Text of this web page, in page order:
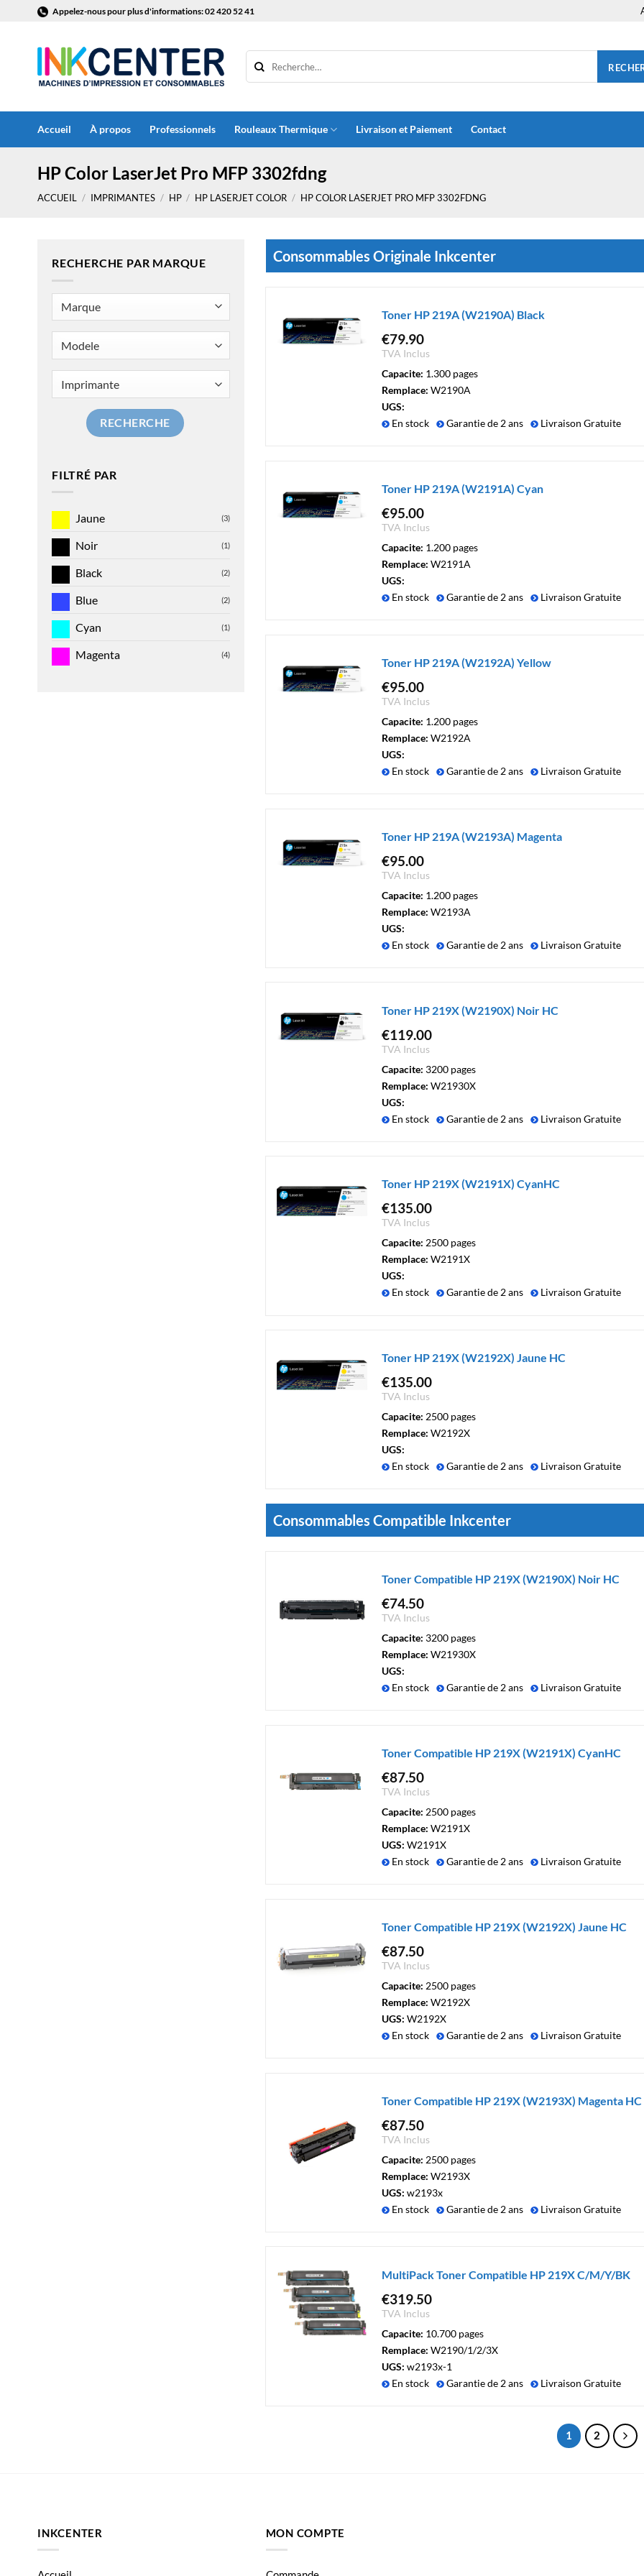
contenu
Appelez-nous pour plus d'informations: 02 420 52 41
Accueil À propos Professionnels Rouleaux Thermique Livraison et Paiement Contact
HP Color LaserJet Pro MFP 3302fdng
ACCUEIL / IMPRIMANTES / HP / HP LASERJET COLOR / HP COLOR LASERJET PRO MFP 3302FDNG
RECHERCHE PAR MARQUE
RECHERCHE
FILTRÉ PAR
Jaune (3)
Noir (1)
Black (2)
Blue (2)
Cyan (1)
Magenta (4)
Consommables Originale Inkcenter
Toner HP 219A (W2190A) Black
€79.90
TVA Inclus
Capacite: 1.300 pages
Remplace: W2190A
UGS:
En stock
Garantie de 2 ans Livraison Gratuite
Toner HP 219A (W2191A) Cyan
€95.00
TVA Inclus
Capacite: 1.200 pages
Remplace: W2191A
UGS:
En stock
Garantie de 2 ans Livraison Gratuite
Toner HP 219A (W2192A) Yellow
€95.00
TVA Inclus
Capacite: 1.200 pages
Remplace: W2192A
UGS:
En stock
Garantie de 2 ans Livraison Gratuite
Toner HP 219A (W2193A) Magenta
€95.00
TVA Inclus
Capacite: 1.200 pages
Remplace: W2193A
UGS:
En stock
Garantie de 2 ans Livraison Gratuite
Toner HP 219X (W2190X) Noir HC
€119.00
TVA Inclus
Capacite: 3200 pages
Remplace: W21930X
UGS:
En stock
Garantie de 2 ans Livraison Gratuite
Toner HP 219X (W2191X) CyanHC
€135.00
TVA Inclus
Capacite: 2500 pages
Remplace: W2191X
UGS:
En stock
Garantie de 2 ans Livraison Gratuite
Toner HP 219X (W2192X) Jaune HC
€135.00
TVA Inclus
Capacite: 2500 pages
Remplace: W2192X
UGS:
En stock
Garantie de 2 ans Livraison Gratuite
Consommables Compatible Inkcenter
Toner Compatible HP 219X (W2190X) Noir HC
€74.50
TVA Inclus
Capacite: 3200 pages
Remplace: W21930X
UGS:
En stock
Garantie de 2 ans Livraison Gratuite
Toner Compatible HP 219X (W2191X) CyanHC
€87.50
TVA Inclus
Capacite: 2500 pages
Remplace: W2191X
UGS: W2191X
En stock
Garantie de 2 ans Livraison Gratuite
Toner Compatible HP 219X (W2192X) Jaune HC
€87.50
TVA Inclus
Capacite: 2500 pages
Remplace: W2192X
UGS: W2192X
En stock
Garantie de 2 ans Livraison Gratuite
Toner Compatible HP 219X (W2193X) Magenta HC
€87.50
TVA Inclus
Capacite: 2500 pages
Remplace: W2193X
UGS: w2193x
En stock
Garantie de 2 ans Livraison Gratuite
MultiPack Toner Compatible HP 219X C/M/Y/BK
€319.50
TVA Inclus
Capacite: 10.700 pages
Remplace: W2190/1/2/3X
UGS: w2193x-1
En stock
Garantie de 2 ans Livraison Gratuite
1 2
INKCENTER MON COMPTE